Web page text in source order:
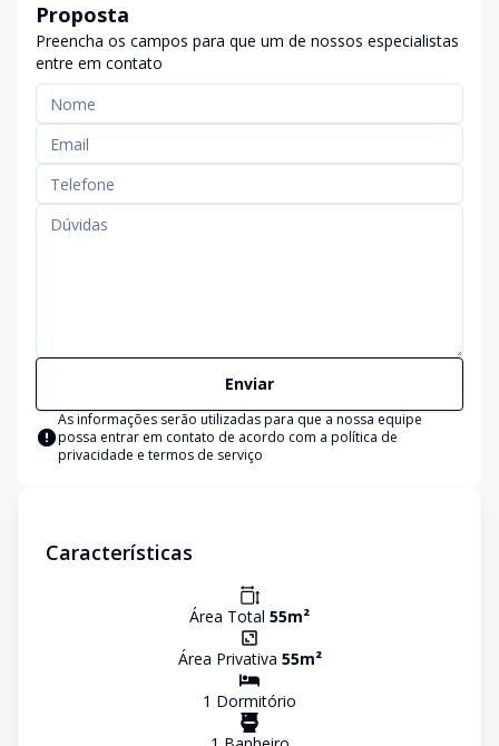
Proposta
Preencha os campos para que um de nossos especialistas
entre em contato
Enviar
As informações serão utilizadas para que a nossa equipe
possa entrar em contato de acordo com a política de
privacidade e termos de serviço
Características
Área Total 55m²
Área Privativa 55m²
1 Dormitório